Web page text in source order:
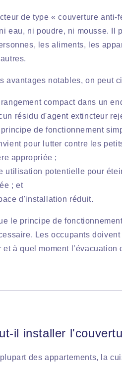
de type « couverture
eau, ni poudre, ni mousse. Il
les aliments, les
avantages notables, on peut
compact dans un
résidu d'agent extincteur
de fonctionnement
pour lutter contre les
appropriée ;
utilisation potentielle pour
; et
d'installation réduit.
le principe de
Les occupants
et à quel moment
il installer
des appartements, la